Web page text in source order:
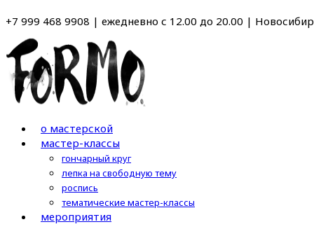
к
содержимому
+7 999 468 9908 | ежедневно с 12.00 до 20.00 |
о мастерской
мастер-классы
гончарный круг
лепка на свободную тему
роспись
тематические мастер-классы
мероприятия